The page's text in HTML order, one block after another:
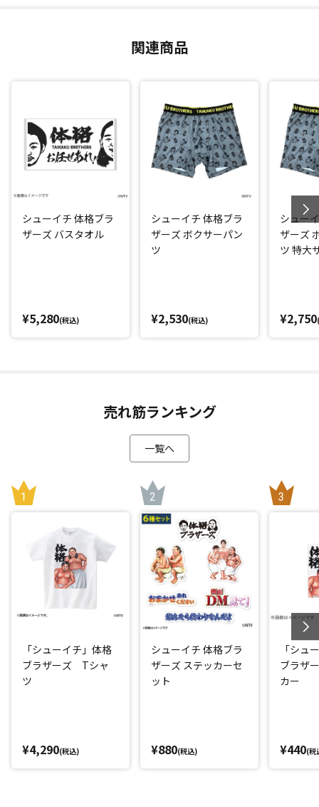
関連商品
シューイチ 体格ブラ
ザーズ バスタオル
¥5,280(税込)
シューイチ 体格ブラ
ザーズ ボクサーパン
ツ
¥2,530(税込)
シュー
ザーズ
ツ 特大
¥2,750
売れ筋ランキング
一覧へ
「シューイチ」体格
ブラザーズ Tシャ
ツ
¥4,290(税込)
シューイチ 体格ブラ
ザーズ ステッカーセ
ット
¥880(税込)
「シュ
ブラザ
カー
¥440(税